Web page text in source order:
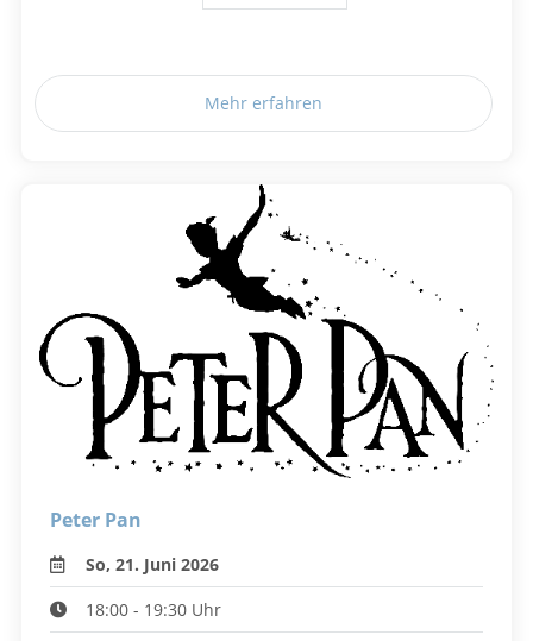
Mehr erfahren
Peter Pan
So, 21. Juni 2026
18:00 - 19:30 Uhr